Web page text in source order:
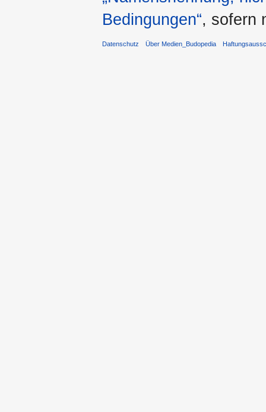
Bedingungen“, sofern
Datenschutz Über Medien_Budopedia